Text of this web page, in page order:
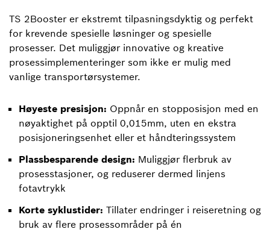
TS 2Booster er ekstremt tilpasningsdyktig og perfekt
for krevende spesielle løsninger og spesielle
prosesser. Det muliggjør innovative og kreative
prosessimplementeringer som ikke er mulig med
vanlige transportørsystemer.
Høyeste presisjon: Oppnår en stopposisjon med en
nøyaktighet på opptil 0,015mm, uten en ekstra
posisjoneringsenhet eller et håndteringssystem
Plassbesparende design: Muliggjør flerbruk av
prosesstasjoner, og reduserer dermed linjens
fotavtrykk
Korte syklustider: Tillater endringer i reiseretning og
bruk av flere prosessområder på én